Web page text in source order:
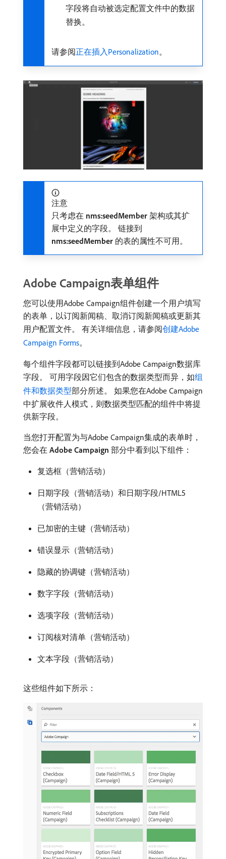
字段将自动被选定配置文件中的数据
替换。
请参阅正在插入Personalization。
注意
只考虑在​ nms:seedMember ​架构或其扩
展中定义的字段。 链接到​
nms:seedMember ​的表的属性不可用。
Adobe Campaign表单组件
您可以使用Adobe Campaign组件创建一个用户填写
的表单，以订阅新闻稿、取消订阅新闻稿或更新其
用户配置文件。 有关详细信息，请参阅创建Adobe
Campaign Forms。
每个组件字段都可以链接到Adobe Campaign数据库
字段。 可用字段因它们包含的数据类型而异，如组
件和数据类型部分所述。 如果您在Adobe Campaign
中扩展收件人模式，则数据类型匹配的组件中将提
供新字段。
当您打开配置为与Adobe Campaign集成的表单时，
您会在​ Adobe Campaign ​部分中看到以下组件：
复选框（营销活动）
日期字段（营销活动）和日期字段/HTML5
（营销活动）
已加密的主键（营销活动）
错误显示（营销活动）
隐藏的协调键（营销活动）
数字字段（营销活动）
选项字段（营销活动）
订阅核对清单（营销活动）
文本字段（营销活动）
这些组件如下所示：